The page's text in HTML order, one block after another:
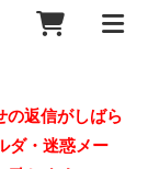
返信がしばら
ダ・迷惑メー